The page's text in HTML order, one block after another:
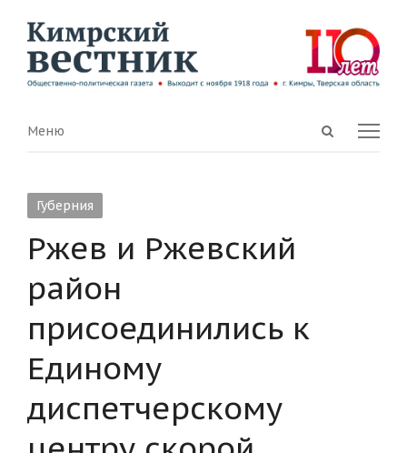
Open
Menu
Меню
Губерния
Ржев и Ржевский
район
присоединились к
Единому
диспетчерскому